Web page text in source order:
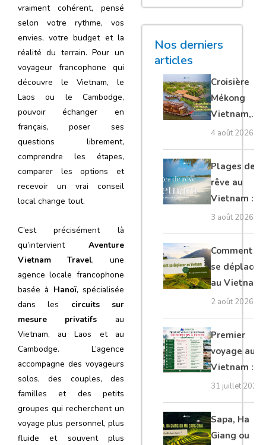
vraiment cohérent, pensé
selon votre rythme, vos
envies, votre budget et la
réalité du terrain. Pour un
voyageur francophone qui
découvre le Vietnam, le
Laos ou le Cambodge,
pouvoir échanger en
français, poser ses
questions librement,
comprendre les étapes,
comparer les options et
recevoir un vrai conseil
local change tout.
C’est précisément là
qu’intervient Aventure
Vietnam Travel, une
agence locale francophone
basée à Hanoï, spécialisée
dans les circuits sur
mesure privatifs au
Vietnam, au Laos et au
Cambodge. L’agence
accompagne des voyageurs
solos, des couples, des
familles et des petits
groupes qui recherchent un
voyage plus personnel, plus
fluide et souvent plus
Nos derniers
articles
Croisière
Mékong
Vietnam,
Cambodge
et Laos :
guide
complet
4 août 2026
Plages de
rêve au
Vietnam :
les plus
belles à
découvrir
3 août 2026
Comment
se déplacer
au Vietnam
: transports
et conseils
2 août 2026
Premier
voyage au
Vietnam :
20 erreurs à
éviter
absolument
31 juillet 2026
Sapa, Ha
Giang ou